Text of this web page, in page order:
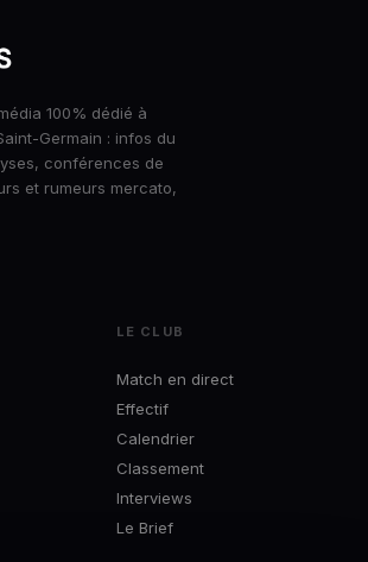
100% dédié à
Germain : infos du
conférences de
et rumeurs mercato,
LE CLUB
Match en direct
Effectif
Calendrier
Classement
Interviews
Le Brief